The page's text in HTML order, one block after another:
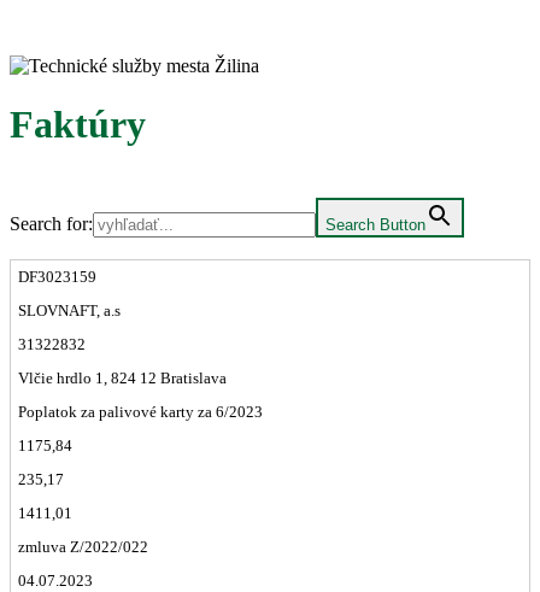
Faktúry
Search for: Search Button
DF3023159
SLOVNAFT, a.s
31322832
Vlčie hrdlo 1, 824 12 Bratislava
Poplatok za palivové karty za 6/2023
1175,84
235,17
1411,01
zmluva Z/2022/022
04.07.2023